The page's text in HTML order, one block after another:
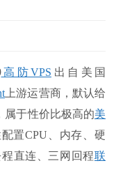
高防VPS 出自美国
上游运营商，默认给
属于性价比极高的美
置CPU、内存、硬
直连、三网回程联